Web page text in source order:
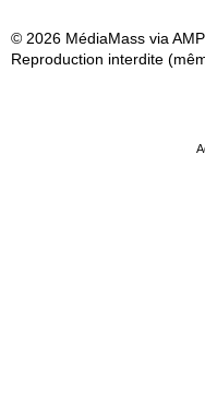
© 2026 MédiaMass via
Reproduction interdite